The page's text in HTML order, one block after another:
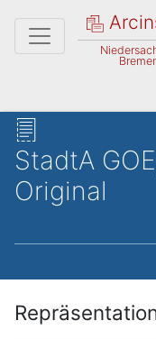
StadtA
Original